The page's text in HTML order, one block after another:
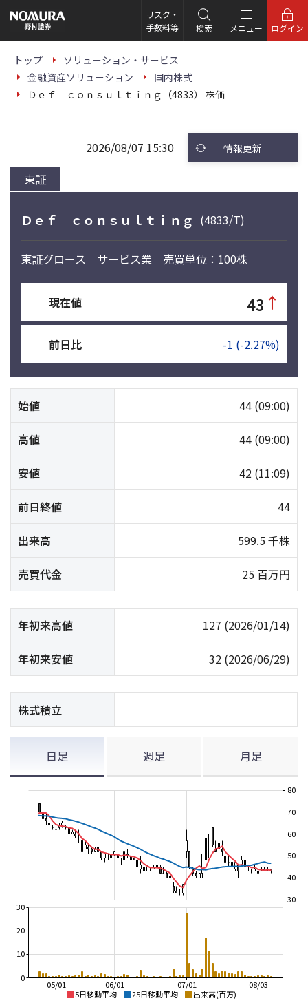
の
ー
リスク・
手数料等
検索 メニュー ログイン
トップ
ソリューション・サービス
金融資産ソリューション
国内株式
Ｄｅｆ ｃｏｎｓｕｌｔｉｎｇ（4833） 株価
東証
2026/08/07 15:30 情報更新
Ｄｅｆ ｃｏｎｓｕｌｔｉｎｇ (4833/T)
東証グロース サービス業 売買単位：100株
現在値 43 ↑
前日比 -1 (-2.27%)
始値 44 (09:00)
高値 44 (09:00)
安値 42 (11:09)
前日終値 44
出来高 599.5 千株
売買代金 25 百万円
年初来高値 127 (2026/01/14)
年初来安値 32 (2026/06/29)
株式積立
日足 週足 月足
5日移動平均 25日移動平均 出来高(百万)
08/03
07/01
06/01
05/01
30
40
50
60
70
80
0
10
20
30